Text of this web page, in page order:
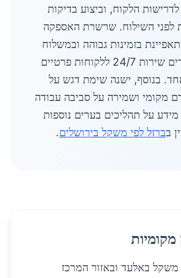
הלקוח, וביצוע בדיקות
לפני השילוח. שרשרת האספקה
בזמינות גבוהה ובמשלוח
מהיר, המאפשרים שירות 24/7 ללקוחות פרטיים
בנוסף, ישנה שימת דגש על
מקומי ושמירה על סביבה עבודה
על תהליכים בערים נוספות
בברזל לפי משקל בירושלים.
מקומיות
משקל באלעד ובאזור המרכז